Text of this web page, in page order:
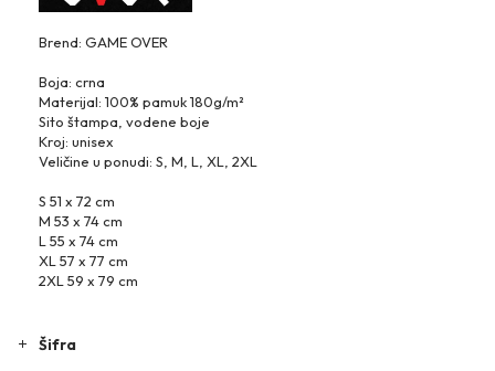
Brend: GAME OVER
Boja: crna
Materijal: 100% pamuk 180g/m²
Sito štampa, vodene boje
Kroj: unisex
Veličine u ponudi: S, M, L, XL, 2XL
S 51 x 72 cm
M 53 x 74 cm
L 55 x 74 cm
XL 57 x 77 cm
2XL 59 x 79 cm
Šifra